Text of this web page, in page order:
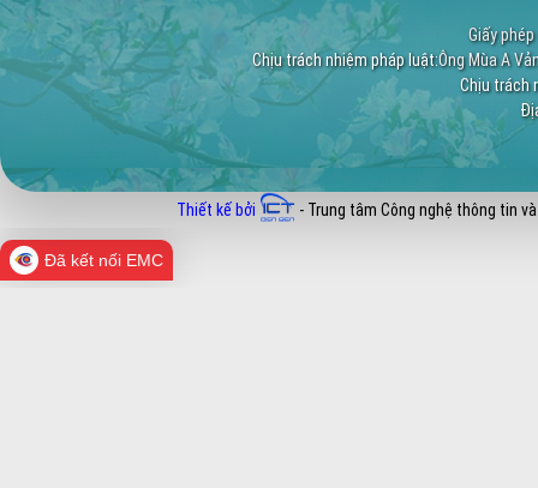
Giấy
Chịu trách nhiệm pháp luật:Ông Mùa A
Chịu trách
Thiết kế bởi - Trung tâm Công nghệ thông tin
Đã kết nối EMC